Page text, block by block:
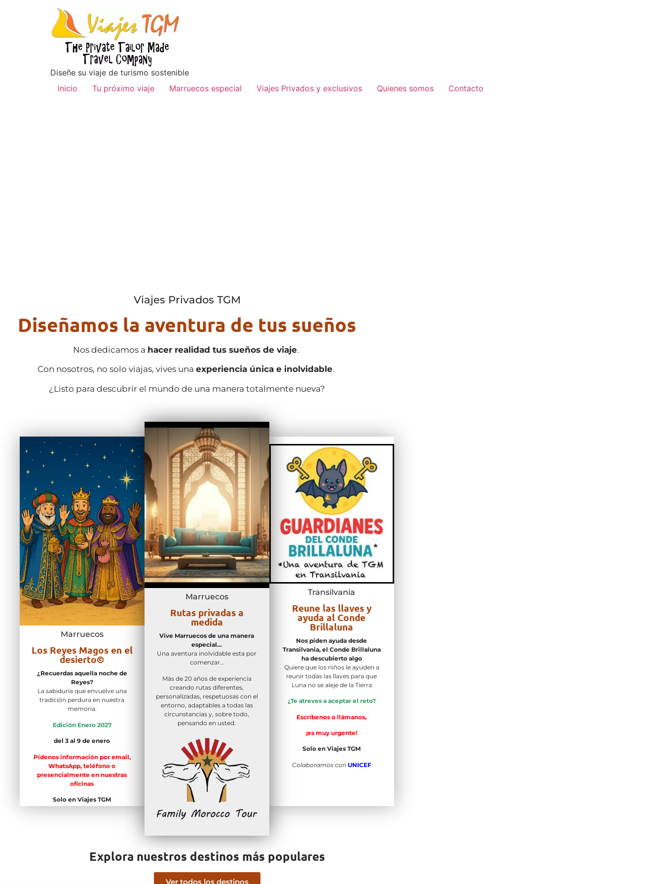
Diseñe su viaje de turismo sostenible
Inicio
Tu próximo viaje Marruecos especial Viajes Privados y exclusivos Quienes somos Contacto
Viajes Privados TGM
Diseñamos la aventura de tus sueños
Nos dedicamos a hacer realidad tus sueños de viaje.
Con nosotros, no solo viajas, vives una experiencia única e inolvidable.
¿Listo para descubrir el mundo de una manera totalmente nueva?
Marruecos
Los Reyes Magos en el
desierto©
¿Recuerdas aquella noche de
Reyes?
La sabiduría que envuelve una
tradición perdura en nuestra
memoria.
Edición Enero 2027
del 3 al 9 de enero
Pídenos información por email,
WhatsApp, teléfono o
presencialmente en nuestras
oficinas
Solo en Viajes TGM
Marruecos
Rutas privadas a
medida
Vive Marruecos de una manera
especial…
Una aventura inolvidable esta por
comenzar…
Más de 20 años de experiencia
creando rutas diferentes,
personalizadas, respetuosas con el
entorno, adaptables a todas las
circunstancias y, sobre todo,
pensando en usted.
Transilvania
Reune las llaves y
ayuda al Conde
Brillaluna
Nos piden ayuda desde
Transilvania, el Conde Brillaluna
ha descubierto algo
Quiere que los niños le ayuden a
reunir todas las llaves para que
Luna no se aleje de la Tierra
¿Te atreves a aceptar el reto?
Escríbenos o llámanos,
¡es muy urgente!
Solo en Viajes TGM
Colaboramos con UNICEF
Explora nuestros destinos más populares
Ver todos los destinos